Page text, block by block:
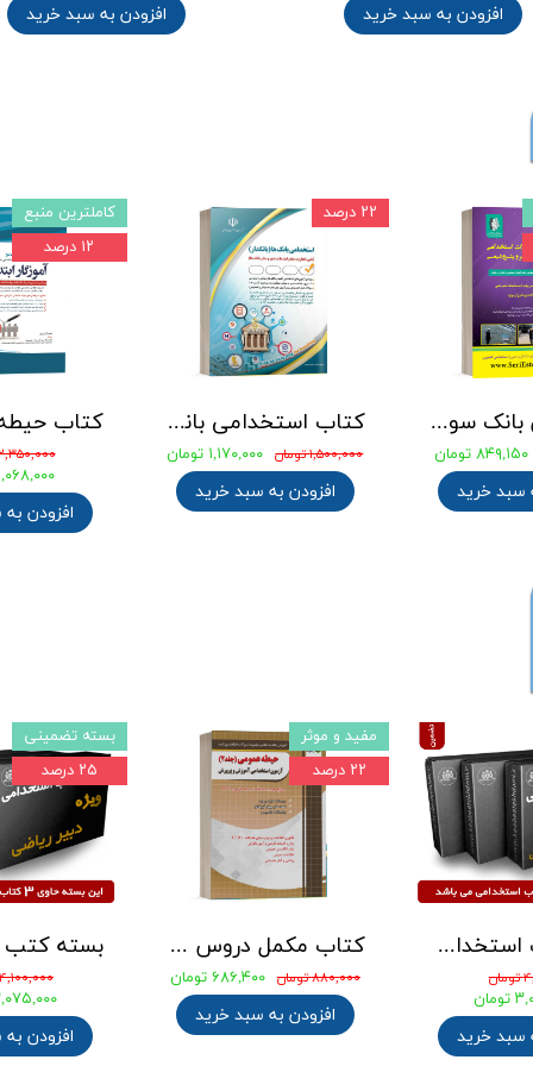
افزودن به سبد خرید افزودن به سبد خرید
۲,۳۵۰,۰۰۰
۲,۰۶۸,۰۰۰
افزودن
کاملترین منبع
۱۲ درصد
کتاب استخدامی بانک های خصوصی و دولتی (بانکدار) 1404 انتشارات آراه
۱,۵۰۰,۰۰۰ تومان ۱,۱۷۰,۰۰۰ تومان
افزودن به سبد خرید
۲۲ درصد
جامع ترین بانک سوالات استخدامی مهندسی شیمی، پلیمر و پتروشیمی
۸۴۹,۱۵۰ تومان
سبد خرید
۴,۱۰۰,۰۰۰ تومان
۳,۰۷۵,۰۰۰
افزودن
بسته تضمینی
۲۵ درصد
کتاب مکمل دروس حیطه عمومی ویژه آزمون استخدامی آموزش و پرورش 1405 نشر چهارخونه
۸۸۰,۰۰۰ تومان ۶۸۶,۴۰۰ تومان
افزودن به سبد خرید
مفید و موثر
۲۲ درصد
بسته کتب استخدامی دبیری علوم تجربی - شیمی آزمون آموزش و پرورش 1405
سبد خرید